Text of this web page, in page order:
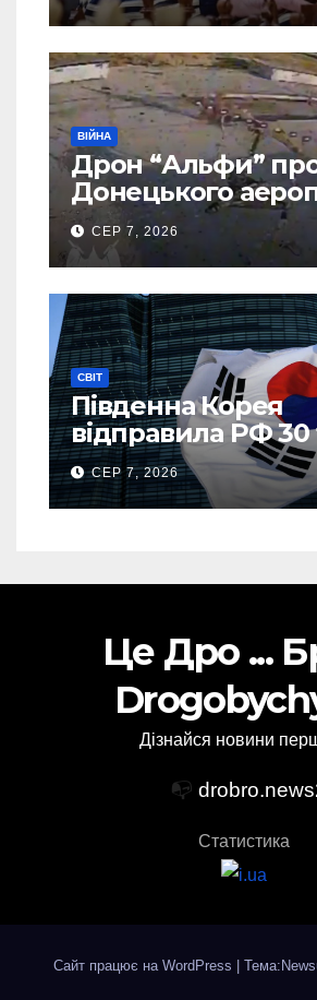
ВІЙНА
Дрон “Альфи”
Донецького
спалив “Шахед”
запуску
СЕР 7, 2026
СВІТ
Південна Корея
відправила РФ 30
тонн авіапалива
СЕР 7, 2026
Це Дро ...
Дізнайся новини
📭
Статистика
Сайт працює на WordPress